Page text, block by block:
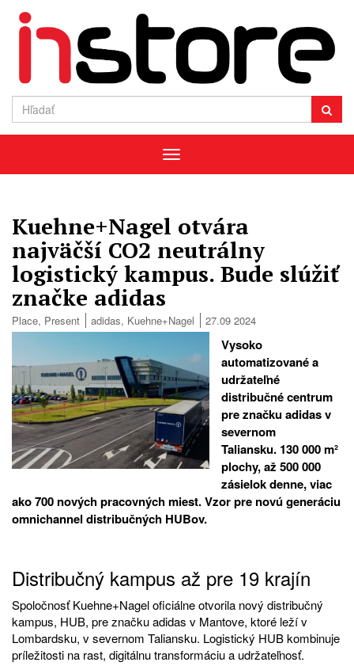
Menu
Kuehne+Nagel otvára
najväčší CO2 neutrálny
logistický kampus. Bude slúžiť
značke adidas
Place, Present adidas, Kuehne+Nagel 27.09 2024
Vysoko
automatizované a
udržateľné
distribučné centrum
pre značku adidas v
severnom
Taliansku. 130 000 m²
plochy, až 500 000
zásielok denne, viac
ako 700 nových pracovných miest. Vzor pre novú generáciu
omnichannel distribučných HUBov.
Distribučný kampus až pre 19 krajín
Spoločnosť Kuehne+Nagel oficiálne otvorila nový distribučný
kampus, HUB, pre značku adidas v Mantove, ktoré leží v
Lombardsku, v severnom Taliansku. Logistický HUB kombinuje
príležitosti na rast, digitálnu transformáciu a udržateľnosť.